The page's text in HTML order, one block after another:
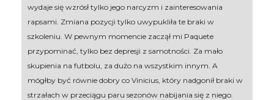
wydaje się wzrósł tylko jego narcyzm i zainteresowania
rapsami. Zmiana pozycji tylko uwypukliła te braki w
szkoleniu. W pewnym momencie zaczął mi Paquete
przypominać, tylko bez depresji z samotności. Za mało
skupienia na futbolu, za dużo na wszystkim innym. A
mógłby być równie dobry co Vinicius, który nadgonił braki w
strzałach w przeciągu paru sezonów nabijania się z niego.